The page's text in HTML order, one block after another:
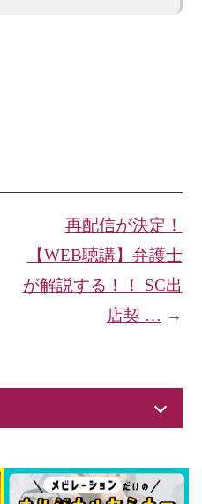
再配信が決定！
【WEB聴講】弁護士
が解説する！！ SC出
店契 … →